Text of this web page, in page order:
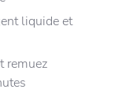
liquide et
remuez